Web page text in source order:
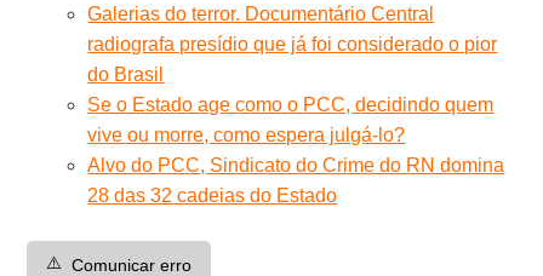
Galerias do terror. Documentário Central
radiografa presídio que já foi considerado o pior
do Brasil
Se o Estado age como o PCC, decidindo quem
vive ou morre, como espera julgá-lo?
Alvo do PCC, Sindicato do Crime do RN domina
28 das 32 cadeias do Estado
⚠️ Comunicar erro